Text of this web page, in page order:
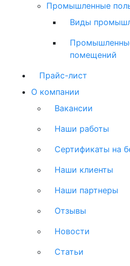
Промышленные
Виды
помещений
Прайс-лист
О компании
Вакансии
Наши работы
Сертификаты на
Наши клиенты
Наши партнеры
Отзывы
Новости
Статьи